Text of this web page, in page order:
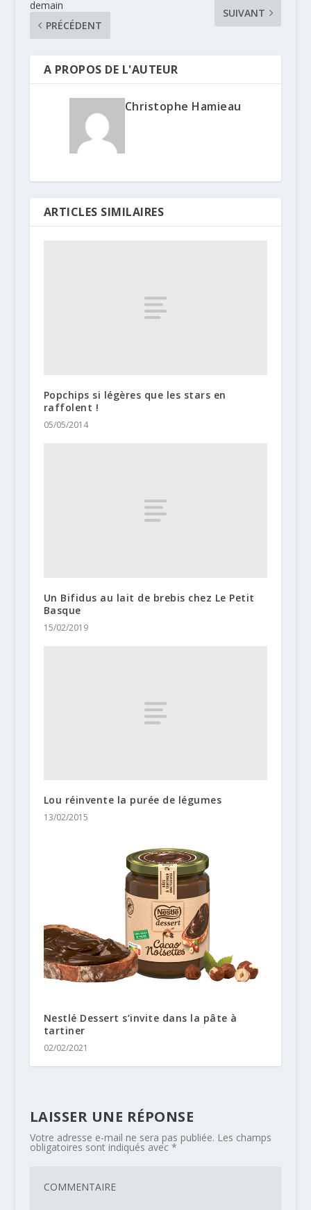
demain
PRÉCÉDENT
SUIVANT
A PROPOS DE L'AUTEUR
Christophe Hamieau
ARTICLES SIMILAIRES
Popchips si légères que les stars en
raffolent !
05/05/2014
Un Bifidus au lait de brebis chez Le Petit
Basque
15/02/2019
Lou réinvente la purée de légumes
13/02/2015
Nestlé Dessert s’invite dans la pâte à
tartiner
02/02/2021
LAISSER UNE RÉPONSE
Votre adresse e-mail ne sera pas publiée. Les champs
obligatoires sont indiqués avec *